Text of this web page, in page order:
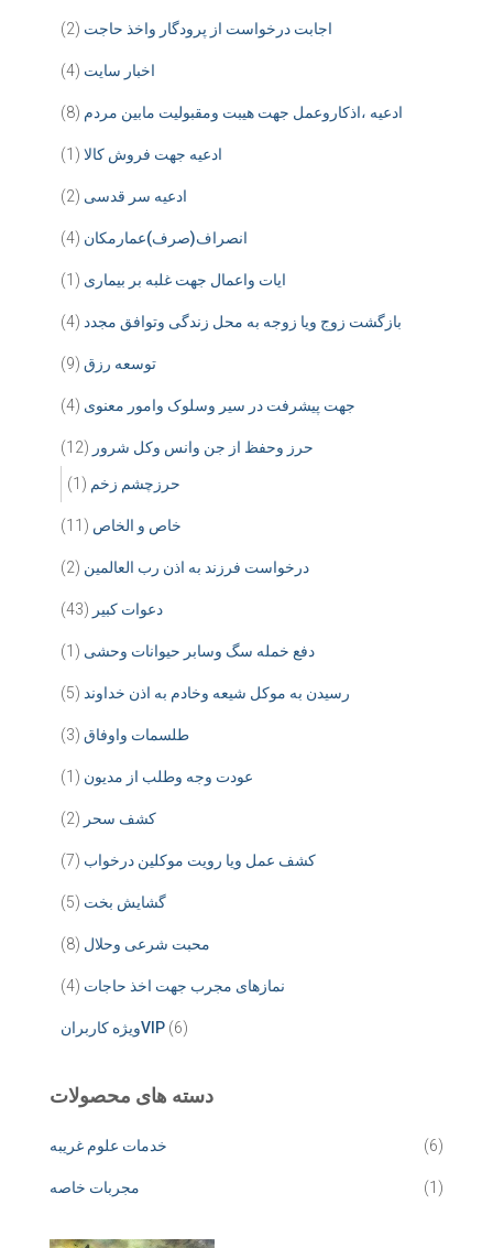
اجابت درخواست از پرودگار واخذ حاجت (2)
اخبار سایت (4)
ادعیه ،اذکاروعمل جهت هیبت ومقبولیت مابین مردم (8)
ادعیه جهت فروش کالا (1)
ادعیه سر قدسی (2)
انصراف(صرف)عمارمکان (4)
ایات واعمال جهت غلبه بر بیماری (1)
بازگشت زوج ویا زوجه به محل زندگی وتوافق مجدد (4)
توسعه رزق (9)
جهت پیشرفت در سیر وسلوک وامور معنوی (4)
حرز وحفظ از جن وانس وکل شرور (12)
حرزچشم زخم (1)
خاص و الخاص (11)
درخواست فرزند به اذن رب العالمین (2)
دعوات کبیر (43)
دفع خمله سگ وسابر حیوانات وحشی (1)
رسیدن به موکل شیعه وخادم به اذن خداوند (5)
طلسمات واوفاق (3)
عودت وجه وطلب از مدیون (1)
کشف سحر (2)
کشف عمل ویا رویت موکلین درخواب (7)
گشایش بخت (5)
محبت شرعی وحلال (8)
نمازهای مجرب جهت اخذ حاجات (4)
ویژه کاربرانVIP (6)
دسته های محصولات
خدمات علوم غریبه (6)
مجربات خاصه (1)